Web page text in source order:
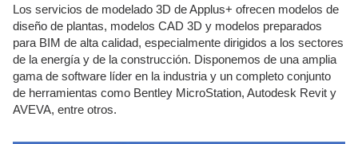
Los servicios de modelado 3D de Applus+ ofrecen modelos de
diseño de plantas, modelos CAD 3D y modelos preparados
para BIM de alta calidad, especialmente dirigidos a los sectores
de la energía y de la construcción. Disponemos de una amplia
gama de software líder en la industria y un completo conjunto
de herramientas como Bentley MicroStation, Autodesk Revit y
AVEVA, entre otros.